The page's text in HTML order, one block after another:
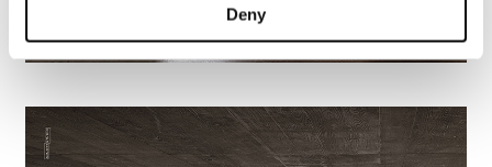
Deny